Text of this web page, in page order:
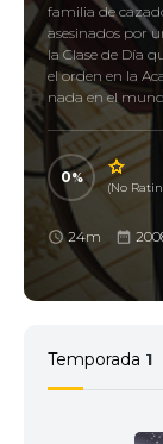
familia de
asesinados por
la Clase de Día
el orden en la
nada en el
secreto que lo
0
(No
24m
Temporada 1